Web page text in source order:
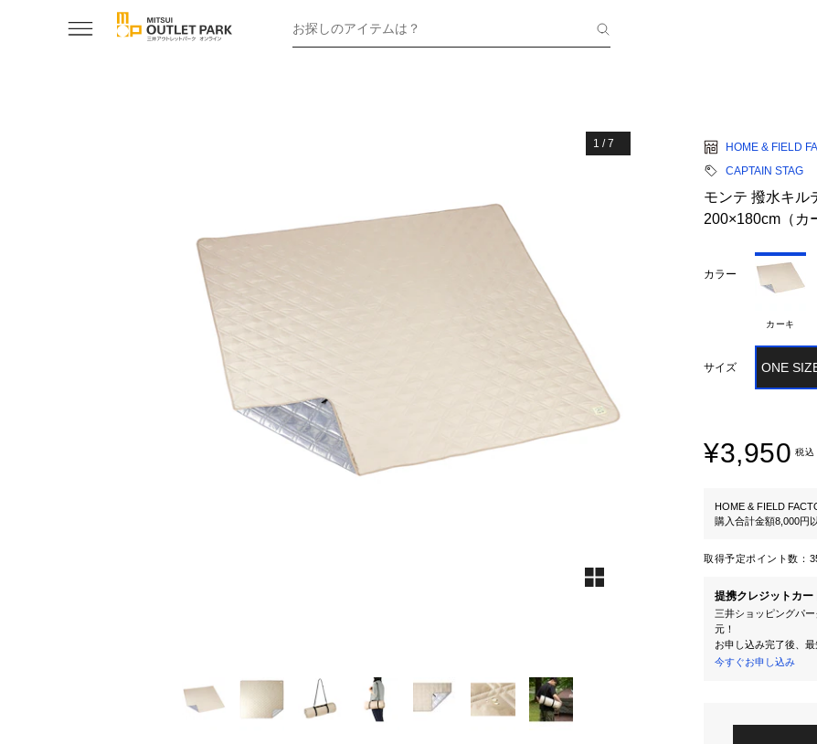
お探しのアイテムは？
1 /7
HOME & FIELD
CAPTAIN STAG
モンテ 撥水キル
200×180cm（カ
カラー
カーキ
サイズ ONE
¥3,950 税込
HOME & FIELD
購入合計金額8,000円
取得予定ポイント数：
提携クレジットカー
三井ショッピングパ
元！
お申し込み完了後、
今すぐお申し込み